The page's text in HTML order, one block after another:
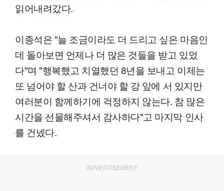
읽어내려갔다.
이종석은 "늘 조금이라도 더 드리고 싶은 마음인
데 돌아보면 언제나 더 많은 것들을 받고 있었
다"며 "행복했고 치열했던 8년을 보내고 이제는
또 넘어야 할 산과 건너야 할 강 앞에 서 있지만
여러분이 함께하기에 걱정하지 않는다. 참 많은
시간을 선물해주셔서 감사하다"고 마지막 인사
를 건넸다.
ADVERTISEMENT